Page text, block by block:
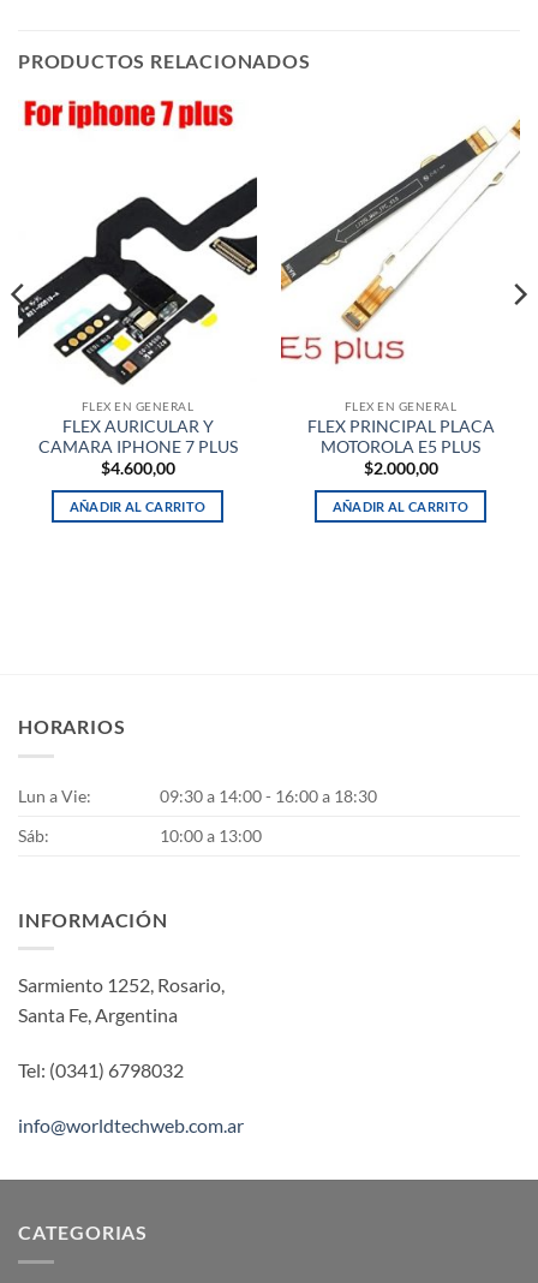
PRODUCTOS RELACIONADOS
FLEX EN GENERAL
FLEX AURICULAR Y
CAMARA IPHONE 7 PLUS
$4.600,00
AÑADIR AL CARRITO
FLEX EN GENERAL
FLEX PRINCIPAL PLACA
MOTOROLA E5 PLUS
$2.000,00
AÑADIR AL CARRITO
HORARIOS
Lun a Vie:
09:30 a 14:00 - 16:00 a 18:30
Sáb:
10:00 a 13:00
INFORMACIÓN
Sarmiento 1252, Rosario,
Santa Fe, Argentina
Tel: (0341) 6798032
info@worldtechweb.com.ar
CATEGORIAS